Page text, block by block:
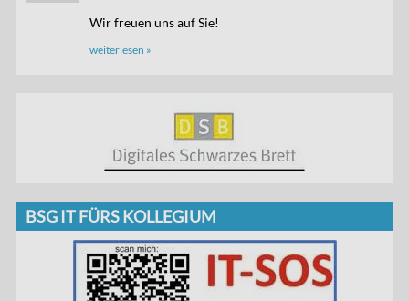
Wir freuen uns auf Sie!
weiterlesen »
BSG IT FÜRS KOLLEGIUM